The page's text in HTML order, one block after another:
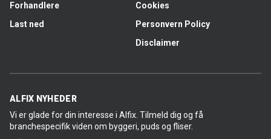
Forhandlere
Last ned
Cookies
Personvern Policy
Disclaimer
ALFIX NYHEDER
Vi er glade for din interesse i Alfix. Tilmeld dig og få
branchespecifik viden om byggeri, puds og fliser.